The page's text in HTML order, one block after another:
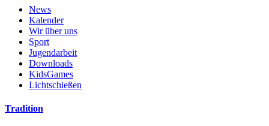
News
Kalender
Wir über uns
Sport
Jugendarbeit
Downloads
KidsGames
Lichtschießen
Tradition